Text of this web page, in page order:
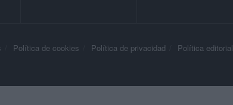
Política de cookies Política de privacidad Política editorial